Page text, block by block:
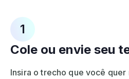
1
Cole ou envie seu
Insira o trecho que você